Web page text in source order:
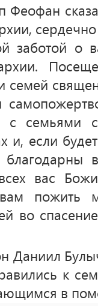
Феофан
заботой о
семей
семьями
и, если
вас
пожить
во
Даниил
к
в